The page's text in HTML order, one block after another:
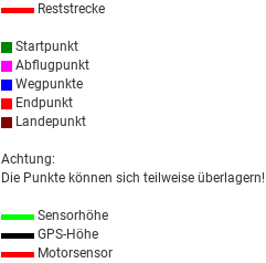
Reststrecke
Startpunkt
Abflugpunkt
Wegpunkte
Endpunkt
Landepunkt
Achtung:
Die Punkte können sich teilweise überlagern!
Sensorhöhe
GPS-Höhe
Motorsensor